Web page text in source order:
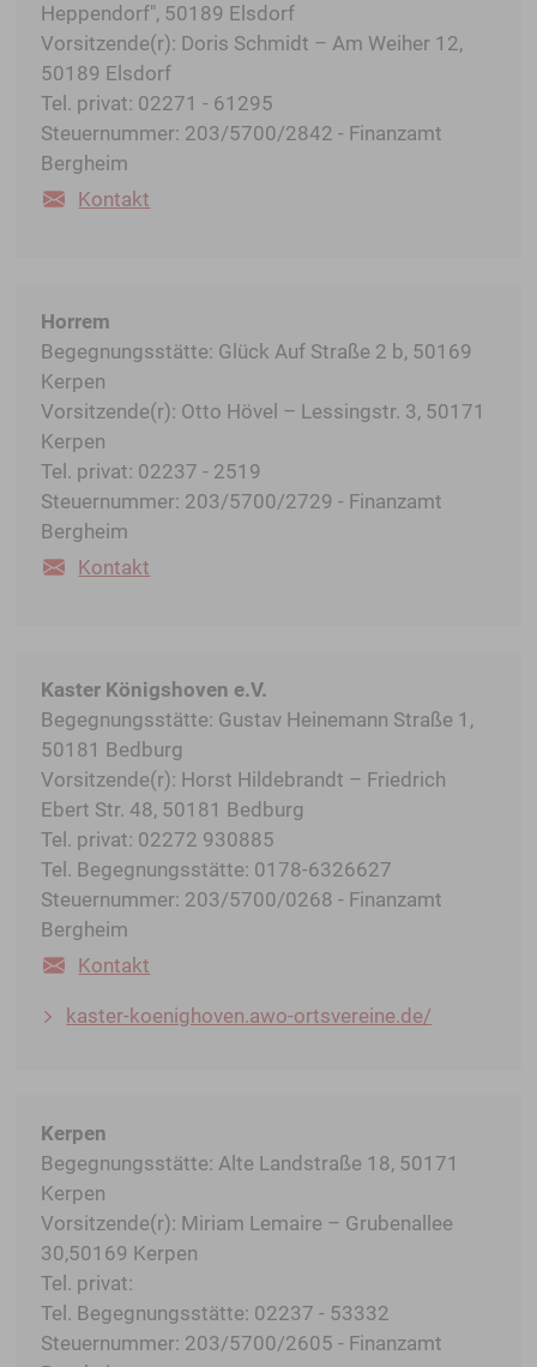
Heppendorf", 50189 Elsdorf
Vorsitzende(r): Doris Schmidt – Am Weiher 12,
50189 Elsdorf
Tel. privat: 02271 - 61295
Steuernummer: 203/5700/2842 - Finanzamt
Bergheim
Kontakt
Horrem
Begegnungsstätte: Glück Auf Straße 2 b, 50169
Kerpen
Vorsitzende(r): Otto Hövel – Lessingstr. 3, 50171
Kerpen
Tel. privat: 02237 - 2519
Steuernummer: 203/5700/2729 - Finanzamt
Bergheim
Kontakt
Kaster Königshoven e.V.
Begegnungsstätte: Gustav Heinemann Straße 1,
50181 Bedburg
Vorsitzende(r): Horst Hildebrandt – Friedrich
Ebert Str. 48, 50181 Bedburg
Tel. privat: 02272 930885
Tel. Begegnungsstätte: 0178-6326627
Steuernummer: 203/5700/0268 - Finanzamt
Bergheim
Kontakt
kaster-koenighoven.awo-ortsvereine.de/
Kerpen
Begegnungsstätte: Alte Landstraße 18, 50171
Kerpen
Vorsitzende(r): Miriam Lemaire – Grubenallee
30,50169 Kerpen
Tel. privat:
Tel. Begegnungsstätte: 02237 - 53332
Steuernummer: 203/5700/2605 - Finanzamt